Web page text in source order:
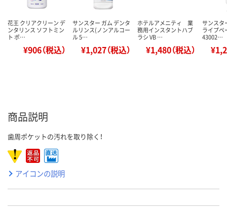
花王 クリアクリーン デ
ンタリンス ソフトミン
ト ポ…
¥906（税込）
サンスター ガム デンタ
ルリンス(ノンアルコー
ル 5…
¥1,027（税込）
ホテルアメニティ 業
務用インスタントハブ
ラシ VB …
¥1,480（税込）
サンスタ
ライプペ
43002…
商品説明
歯周ポケットの汚れを取り除く！
アイコンの説明